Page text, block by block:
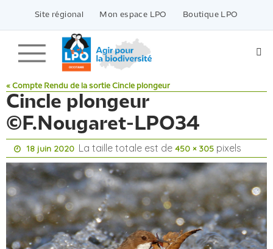
contenu
Site régional Mon espace LPO Boutique LPO
« Compte Rendu de la sortie Cincle plongeur
Cincle plongeur
©F.Nougaret-LPO34
18 juin 2020 La taille totale est de450 × 305 pixels